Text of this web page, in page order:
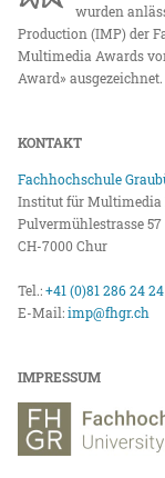
wurden
Production (IMP) der
Multimedia Awards
Award» ausgezeichnet.
KONTAKT
Fachhochschule
Institut für Multimedia
Pulvermühlestrasse 57
CH-7000 Chur
Tel.:+41 (0)81 286 24 24
E-Mail:imp@fhgr.ch
IMPRESSUM